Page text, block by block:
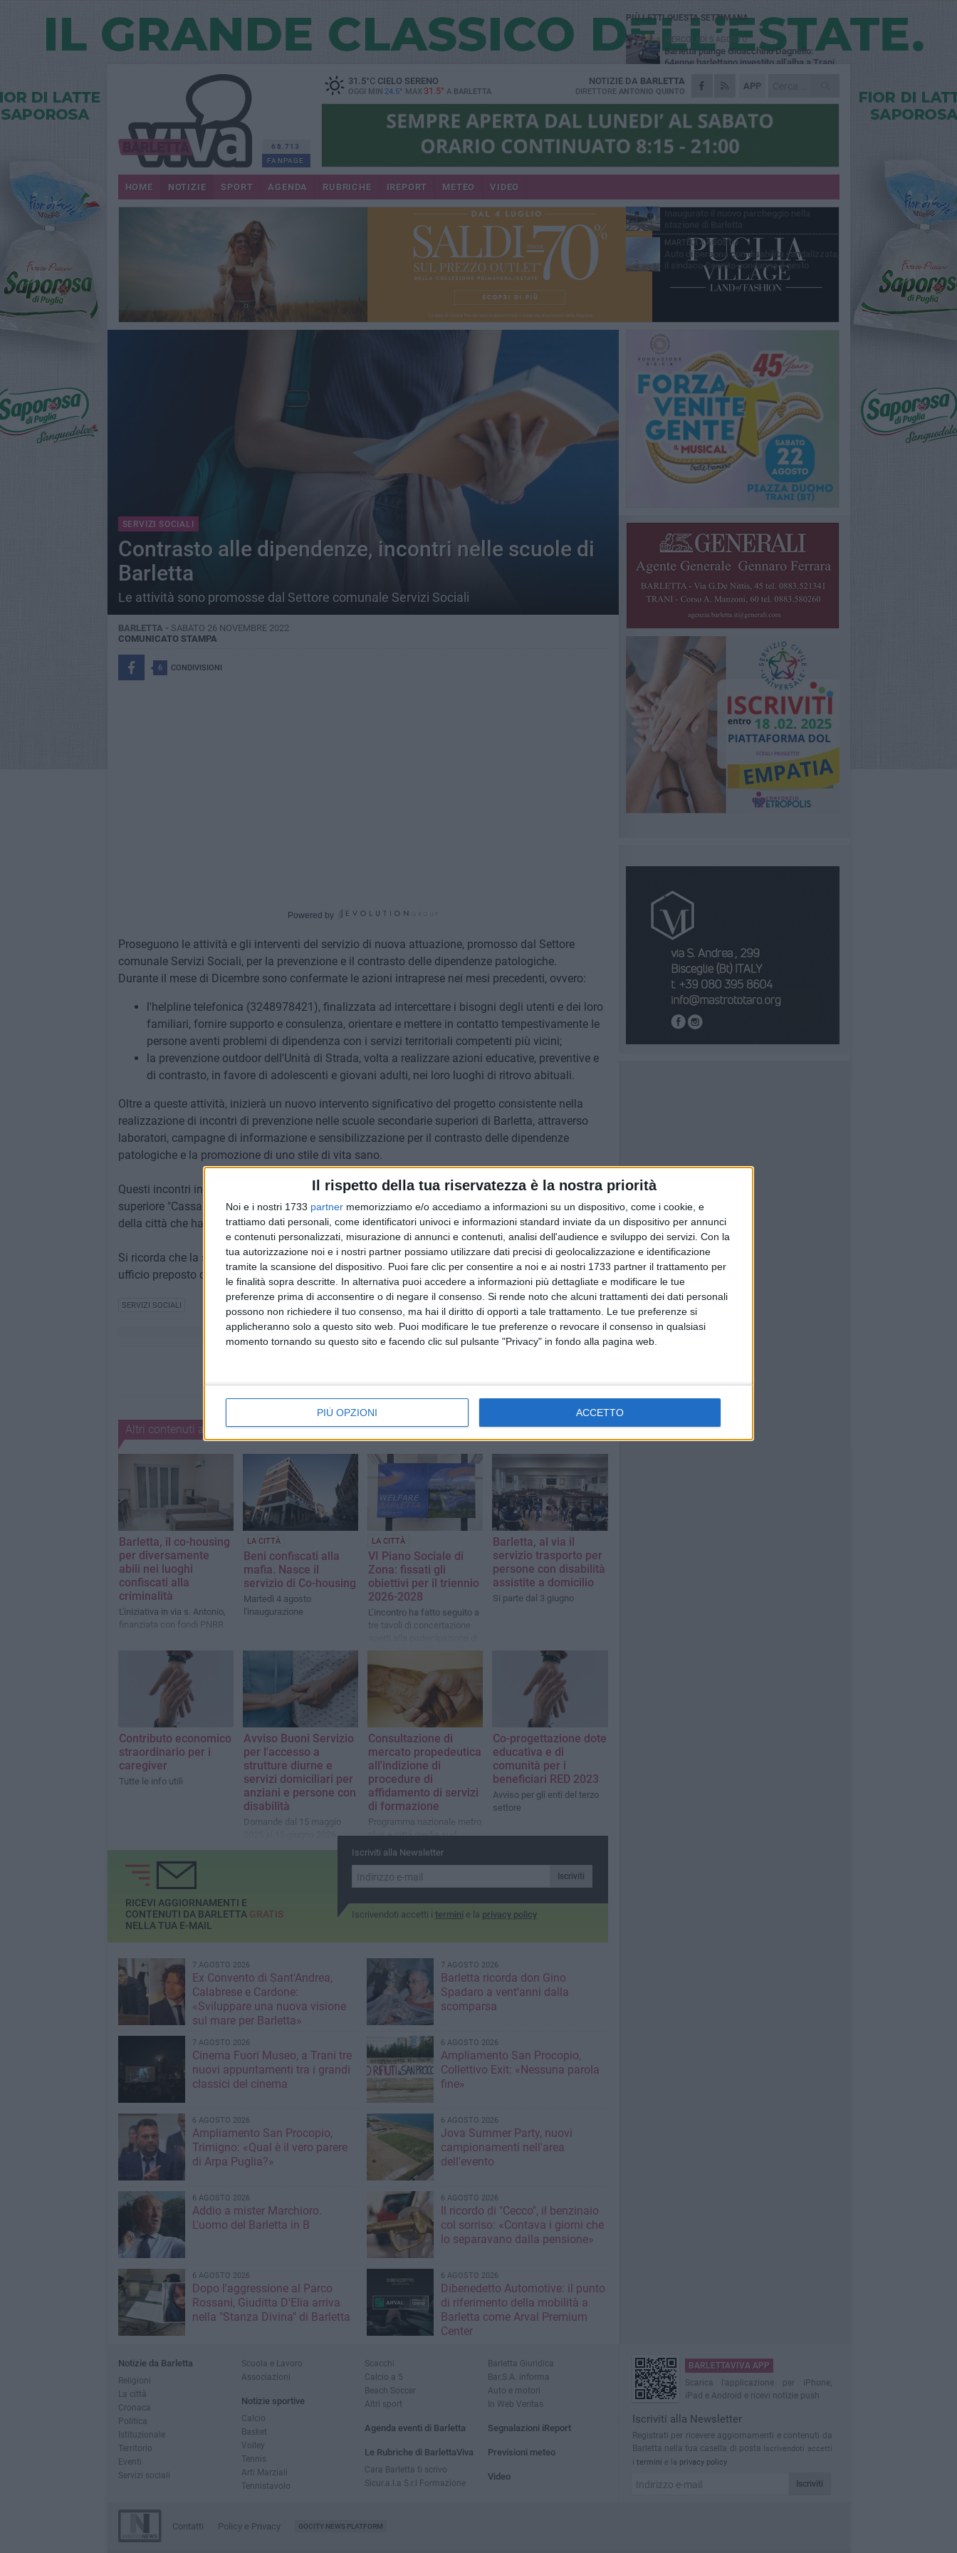
Il rispetto della tua riservatezza è la nostra priorità
Noi e i nostri 1733 partner memorizziamo e/o accediamo a informazioni su un dispositivo, come i cookie, e
trattiamo dati personali, come identificatori univoci e informazioni standard inviate da un dispositivo per annunci
e contenuti personalizzati, misurazione di annunci e contenuti, analisi dell'audience e sviluppo dei servizi. Con la
tua autorizzazione noi e i nostri partner possiamo utilizzare dati precisi di geolocalizzazione e identificazione
tramite la scansione del dispositivo. Puoi fare clic per consentire a noi e ai nostri 1733 partner il trattamento per
le finalità sopra descritte. In alternativa puoi accedere a informazioni più dettagliate e modificare le tue
preferenze prima di acconsentire o di negare il consenso. Si rende noto che alcuni trattamenti dei dati personali
possono non richiedere il tuo consenso, ma hai il diritto di opporti a tale trattamento. Le tue preferenze si
applicheranno solo a questo sito web. Puoi modificare le tue preferenze o revocare il consenso in qualsiasi
momento tornando su questo sito e facendo clic sul pulsante "Privacy" in fondo alla pagina web.
PIÙ OPZIONI ACCETTO
68.713
FANPAGE
31.5°CCIELO SERENO
OGGI MIN 24.5° MAX 31.5° A BARLETTA
APP
NOTIZIE DA BARLETTA
DIRETTORE ANTONIO QUINTO
HOME NOTIZIE SPORT AGENDA RUBRICHE IREPORT METEO VIDEO
SERVIZI SOCIALI
Contrasto alle dipendenze, incontri nelle scuole di
Barletta
Le attività sono promosse dal Settore comunale Servizi Sociali
BARLETTA - SABATO 26 NOVEMBRE 2022
COMUNICATO STAMPA
6 CONDIVISIONI
Powered by
Proseguono le attività e gli interventi del servizio di nuova attuazione, promosso dal Settore
comunale Servizi Sociali, per la prevenzione e il contrasto delle dipendenze patologiche.
Durante il mese di Dicembre sono confermate le azioni intraprese nei mesi precedenti, ovvero:
l'helpline telefonica (3248978421), finalizzata ad intercettare i bisogni degli utenti e dei loro
familiari, fornire supporto e consulenza, orientare e mettere in contatto tempestivamente le
persone aventi problemi di dipendenza con i servizi territoriali competenti più vicini;
la prevenzione outdoor dell'Unità di Strada, volta a realizzare azioni educative, preventive e
di contrasto, in favore di adolescenti e giovani adulti, nei loro luoghi di ritrovo abituali.
Oltre a queste attività, inizierà un nuovo intervento significativo del progetto consistente nella
realizzazione di incontri di prevenzione nelle scuole secondarie superiori di Barletta, attraverso
laboratori, campagne di informazione e sensibilizzazione per il contrasto delle dipendenze
patologiche e la promozione di uno stile di vita sano.
Questi incontri inizieranno martedì 13 e mercoledì 14 Dicembre (ore 9-11) presso l'Istituto Tecnico
superiore "Cassandro-Nervi-Fermi" e continueranno, nei mesi successivi, anche in altre scuole
della città che hanno aderito al progetto.
Si ricorda che la sede di riferimento del servizio, nel territorio del Comune di Barletta, è sita in un
ufficio preposto del Centro "L'Angioletto" in via Barberini 108.
SERVIZI SOCIALI
Altri contenuti a tema
Barletta, il co-housing
per diversamente
abili nei luoghi
confiscati alla
criminalità
L'iniziativa in via s. Antonio,
finanziata con fondi PNRR
LA CITTÀ
Beni confiscati alla
mafia. Nasce il
servizio di Co-housing
Martedì 4 agosto
l'inaugurazione
LA CITTÀ
VI Piano Sociale di
Zona: fissati gli
obiettivi per il triennio
2026-2028
L’incontro ha fatto seguito a
tre tavoli di concertazione
cittadini, enti, associazioni e
operatori del settore
Barletta, al via il
servizio trasporto per
persone con disabilità
assistite a domicilio
Si parte dal 3 giugno
Contributo economico
straordinario per i
caregiver
Tutte le info utili
Avviso Buoni Servizio
per l'accesso a
strutture diurne e
servizi domiciliari per
anziani e persone con
disabilità
Domande dal 15 maggio
Consultazione di
mercato propedeutica
all'indizione di
procedure di
affidamento di servizi
di formazione
Programma nazionale metro
plus e città medie sud
2021/2027
Co-progettazione dote
educativa e di
comunità per i
beneficiari RED 2023
Avviso per gli enti del terzo
settore
Iscriviti alla Newsletter
Iscriviti
Iscrivendoti accetti i termini e la privacy policy
RICEVI AGGIORNAMENTI E
CONTENUTI DA BARLETTA GRATIS
NELLA TUA E-MAIL
7 AGOSTO 2026
Ex Convento di Sant'Andrea,
Calabrese e Cardone:
«Sviluppare una nuova visione
sul mare per Barletta»
7 AGOSTO 2026
Barletta ricorda don Gino
Spadaro a vent’anni dalla
scomparsa
7 AGOSTO 2026
Cinema Fuori Museo, a Trani tre
nuovi appuntamenti tra i grandi
classici del cinema
6 AGOSTO 2026
Ampliamento San Procopio,
Collettivo Exit: «Nessuna parola
fine»
6 AGOSTO 2026
Ampliamento San Procopio,
Trimigno: «Qual è il vero parere
di Arpa Puglia?»
6 AGOSTO 2026
Jova Summer Party, nuovi
campionamenti nell'area
dell'evento
6 AGOSTO 2026
Addio a mister Marchioro.
L'uomo del Barletta in B
6 AGOSTO 2026
Il ricordo di "Cecco", il benzinaio
col sorriso: «Contava i giorni che
lo separavano dalla pensione»
6 AGOSTO 2026
Dopo l'aggressione al Parco
Rossani, Giuditta D'Elia arriva
nella "Stanza Divina" di Barletta
6 AGOSTO 2026
Dibenedetto Automotive: il punto
di riferimento della mobilità a
Barletta come Arval Premium
Center
PIÙ LETTI QUESTA SETTIMANA
MERCOLEDÌ 5 AGOSTO
Barletta piange Gioacchino Dagnello:
64enne barlettano investito all'alba a Trani
GIOVEDÌ 6 AGOSTO
Il ricordo di "Cecco", il benzinaio col
sorriso: «Contava i giorni che lo
separavano dalla pensione»
MERCOLEDÌ 5 AGOSTO
sopralluogo nell'area dell'evento
Beni confiscati alla mafia. Nasce il servizio
VENERDÌ 31 LUGLIO
MARTEDÌ 4 AGOSTO
Auto di persona con disabilità vandalizzata,
il sindaco Cannito condanna il gesto
Notizie da Barletta
Religioni
La città
Cronaca
Politica
Istituzionale
Territorio
Eventi
Servizi sociali
Scuola e Lavoro
Associazioni
Notizie sportive
Calcio
Basket
Volley
Tennis
Arti Marziali
Tennistavolo
Scacchi
Calcio a 5
Beach Soccer
Altri sport
Agenda eventi di Barletta
Le Rubriche di BarlettaViva
Cara Barletta ti scrivo
Sicur.a.l.a S.r.l Formazione
Barletta Giuridica
Bar.S.A. informa
Auto e motori
In Web Veritas
Segnalazioni iReport
Previsioni meteo
Video
BARLETTAVIVA APP
Scarica l'applicazione per iPhone,
iPad e Android e ricevi notizie push
Iscriviti alla Newsletter
Registrati per ricevere aggiornamenti e contenuti da
Barletta nella tua casella di posta Iscrivendoti accetti
i termini e la privacy policy
Iscriviti
Contatti Policy e Privacy GOCITY NEWS PLATFORM